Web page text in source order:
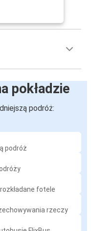
pokładzie
podróż:
podróż
fotele
rzeczy